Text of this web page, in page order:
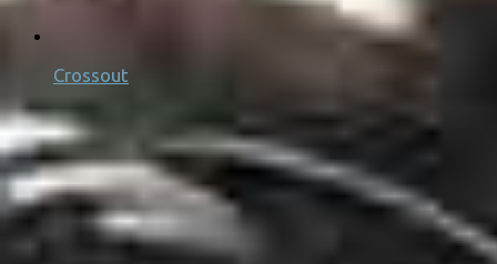
Crossout